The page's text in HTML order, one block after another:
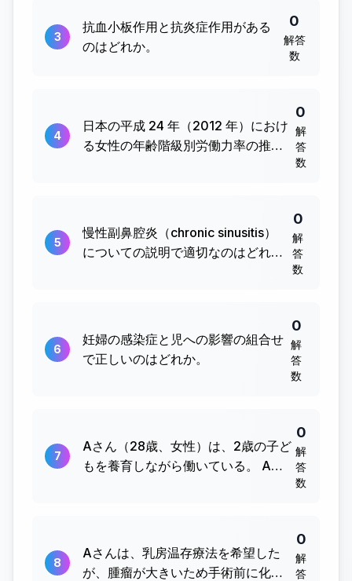
3
抗血小板作用と抗炎症作用がある
のはどれか。
0
解答
数
4
日本の平成 24 年（2012 年）におけ
る女性の年齢階級別労働力率の推移
0
解
答
数
5
慢性副鼻腔炎（chronic sinusitis）
についての説明で適切なのはどれ
0
解
答
数
6
妊婦の感染症と児への影響の組合せ
で正しいのはどれか。
0
解
答
数
7
Aさん（28歳、女性）は、2歳の子ど
もを養育しながら働いている。 Aさ
0
解
答
数
8
Aさんは、乳房温存療法を希望した
が、腫瘤が大きいため手術前に化学
0
解
答